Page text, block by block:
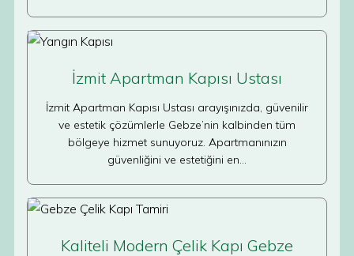
İzmit Apartman Kapısı Ustası
İzmit Apartman Kapısı Ustası arayışınızda, güvenilir
ve estetik çözümlerle Gebze’nin kalbinden tüm
bölgeye hizmet sunuyoruz. Apartmanınızın
güvenliğini ve estetiğini en…
Kaliteli Modern Çelik Kapı Gebze